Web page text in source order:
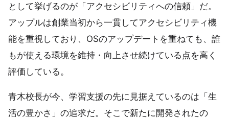
として挙げるのが「アクセシビリティへの信頼」だ。
アップルは創業当初から一貫してアクセシビリティ機
能を重視しており、OSのアップデートを重ねても、誰
もが使える環境を維持・向上させ続けている点を高く
評価している。
青木校長が今、学習支援の先に見据えているのは「生
活の豊かさ」の追求だ。そこで新たに開発されたの